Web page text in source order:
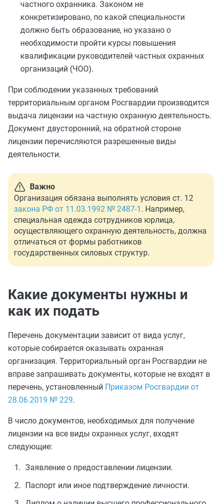
частного охранника. Законом не
конкретизировано, по какой специальности
должно быть образование, но указано о
необходимости пройти курсы повышения
квалификации руководителей частных охранных
организаций (ЧОО).
При соблюдении указанных требований
территориальным органом Росгвардии производится
выдача лицензии на частную охранную деятельность.
Документ двусторонний, на обратной стороне
лицензии перечисляются разрешенные виды
деятельности.
Важно
Организация обязана выполнять условия ст. 12
закона РФ от 11.03.1992 № 2487-1 . Например,
специальная одежда сотрудников юрлица,
осуществляющего охранную деятельность, должна
отличаться от формы работников
государственных силовых структур.
Какие документы нужны и
как их подать
Перечень документации зависит от вида услуг,
которые собирается оказывать охранная
организация. Территориальный орган Росгвардии не
вправе запрашивать документы, которые не входят в
перечень, установленный Приказом Росгвардии от
28.06.2019 № 229.
В число документов, необходимых для получение
лицензии на все виды охранных услуг, входят
следующие:
Заявление о предоставлении лицензии.
Паспорт или иное подтверждение личности.